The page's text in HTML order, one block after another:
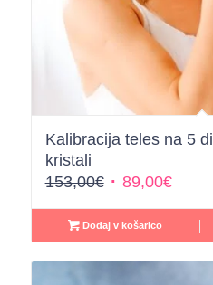
Kalibracija teles na 5
kristali
153,00€ Izvirna
je
bila:
89,00€
Dodaj v košarico